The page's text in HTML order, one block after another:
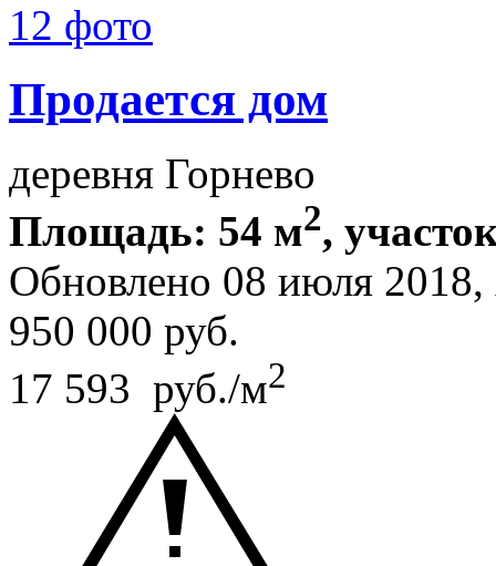
12 фото
Продается дом
деревня Горнево
Площадь: 54 м2,
Обновлено 08 июля
950 000 руб.
17 593 руб./м2